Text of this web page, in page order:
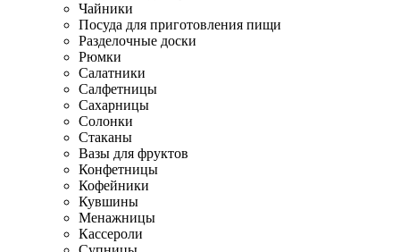
Чайники
Посуда для приготовления пищи
Разделочные доски
Рюмки
Салатники
Салфетницы
Сахарницы
Солонки
Стаканы
Вазы для фруктов
Конфетницы
Кофейники
Кувшины
Менажницы
Кассероли